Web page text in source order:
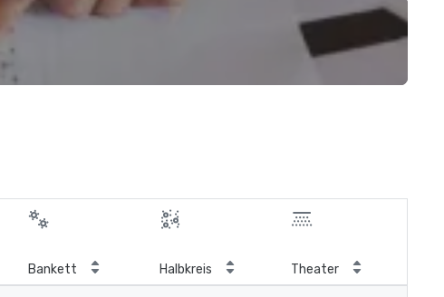
Bankett Halbkreis Theater